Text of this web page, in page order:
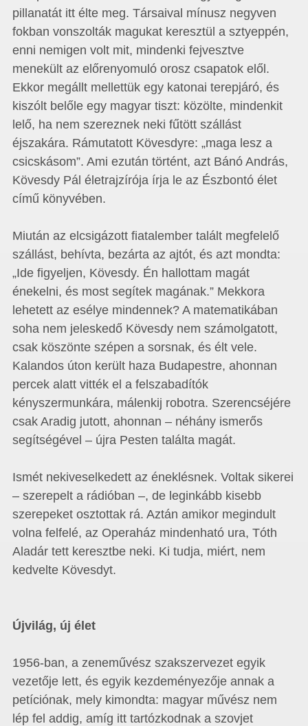
pillanatát itt élte meg. Társaival mínusz negyven
fokban vonszolták magukat keresztül a sztyeppén,
enni nemigen volt mit, mindenki fejvesztve
menekült az előrenyomuló orosz csapatok elől.
Ekkor megállt mellettük egy katonai terepjáró, és
kiszólt belőle egy magyar tiszt: közölte, mindenkit
lelő, ha nem szereznek neki fűtött szállást
éjszakára. Rámutatott Kövesdyre: „maga lesz a
csicskásom”. Ami ezután történt, azt Bánó András,
Kövesdy Pál életrajzírója írja le az Észbontó élet
című könyvében.
Miután az elcsigázott fiatalember talált megfelelő
szállást, behívta, bezárta az ajtót, és azt mondta:
„Ide figyeljen, Kövesdy. Én hallottam magát
énekelni, és most segítek magának.” Mekkora
lehetett az esélye mindennek? A matematikában
soha nem jeleskedő Kövesdy nem számolgatott,
csak köszönte szépen a sorsnak, és élt vele.
Kalandos úton került haza Budapestre, ahonnan
percek alatt vitték el a felszabadítók
kényszermunkára, málenkij robotra. Szerencséjére
csak Aradig jutott, ahonnan – néhány ismerős
segítségével – újra Pesten találta magát.
Ismét nekiveselkedett az éneklésnek. Voltak sikerei
– szerepelt a rádióban –, de leginkább kisebb
szerepeket osztottak rá. Aztán amikor megindult
volna felfelé, az Operaház mindenható ura, Tóth
Aladár tett keresztbe neki. Ki tudja, miért, nem
kedvelte Kövesdyt.
Újvilág, új élet
1956-ban, a zeneművész szakszervezet egyik
vezetője lett, és egyik kezdeményezője annak a
petíciónak, mely kimondta: magyar művész nem
lép fel addig, amíg itt tartózkodnak a szovjet